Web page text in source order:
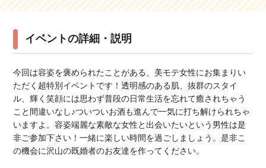
イベントの詳細・説明
今回は容姿を褒められたことがある、美モテ女性にお集まりい
ただく超特別イベントです！透明感のある肌、抜群のスタイ
ル、輝く笑顔には思わず普段の日常生活を忘れて癒されちゃう
こと間違いなし♪ついついお酒も進んで一気に打ち解けられちゃ
いますよ。容姿端麗な素敵な女性と出会いたいという男性は是
非ご参加下さい！一緒に楽しい時間を過ごしましょう。是非こ
の機会に沢山の既婚者のお友達を作ってください。